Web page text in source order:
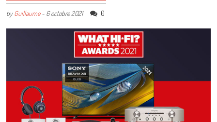
byGuillaume- 6 octobre 2021 0